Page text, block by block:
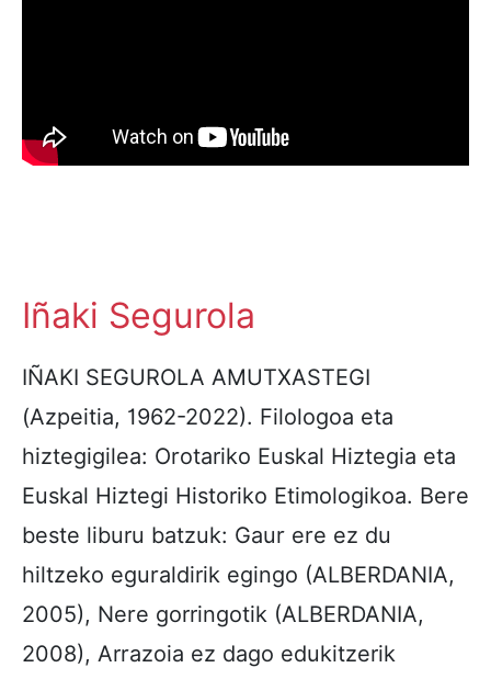
Iñaki Segurola
IÑAKI SEGUROLA AMUTXASTEGI
(Azpeitia, 1962-2022). Filologoa eta
hiztegigilea: Orotariko Euskal Hiztegia eta
Euskal Hiztegi Historiko Etimologikoa. Bere
beste liburu batzuk: Gaur ere ez du
hiltzeko eguraldirik egingo (ALBERDANIA,
2005), Nere gorringotik (ALBERDANIA,
2008), Arrazoia ez dago edukitzerik